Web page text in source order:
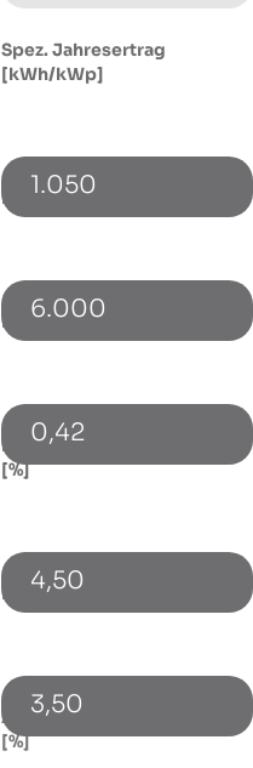
Spez. Jahresertrag
[kWh/kWp]
1.050
Energieverbrauch [kWh]
6.000
Bezugspreis [€/kWh]
0,42
Energiepreissteigerung p.a.
[%]
4,50
Fremdkapitalzinssatz [%]
3,50
Autarkie-Grad mit Speicher
[%]